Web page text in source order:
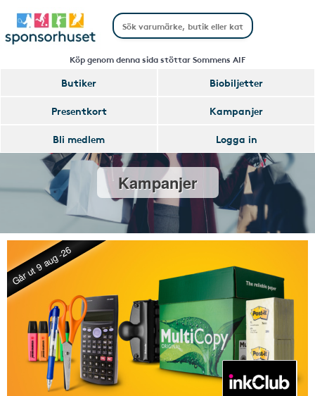
Köp genom denna sida stöttar Sommens AIF
Butiker
Biobiljetter
Presentkort
Kampanjer
Bli medlem
Logga in
Kampanjer
Går ut 9 aug -26